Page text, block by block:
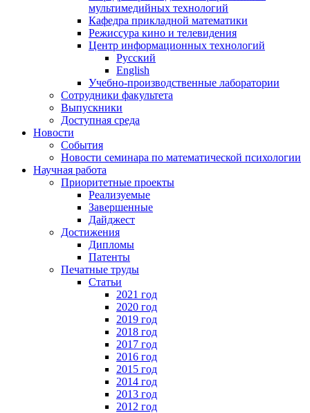
мультимедийных технологий
Кафедра прикладной математики
Режиссура кино и телевидения
Центр информационных технологий
Русский
English
Учебно-производственные лаборатории
Сотрудники факультета
Выпускники
Доступная среда
Новости
События
Новости семинара по математической психологии
Научная работа
Приоритетные проекты
Реализуемые
Завершенные
Дайджест
Достижения
Дипломы
Патенты
Печатные труды
Статьи
2021 год
2020 год
2019 год
2018 год
2017 год
2016 год
2015 год
2014 год
2013 год
2012 год